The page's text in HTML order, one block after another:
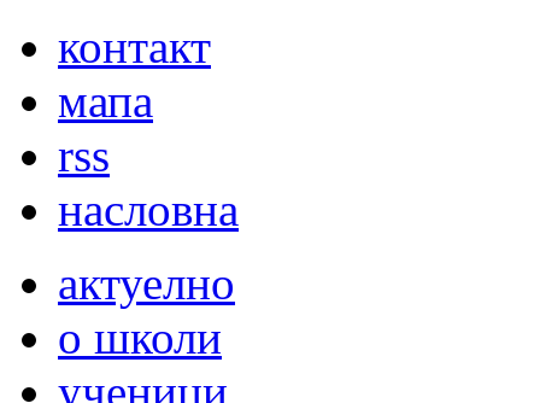
контакт
мапа
rss
насловна
актуелно
о школи
ученици